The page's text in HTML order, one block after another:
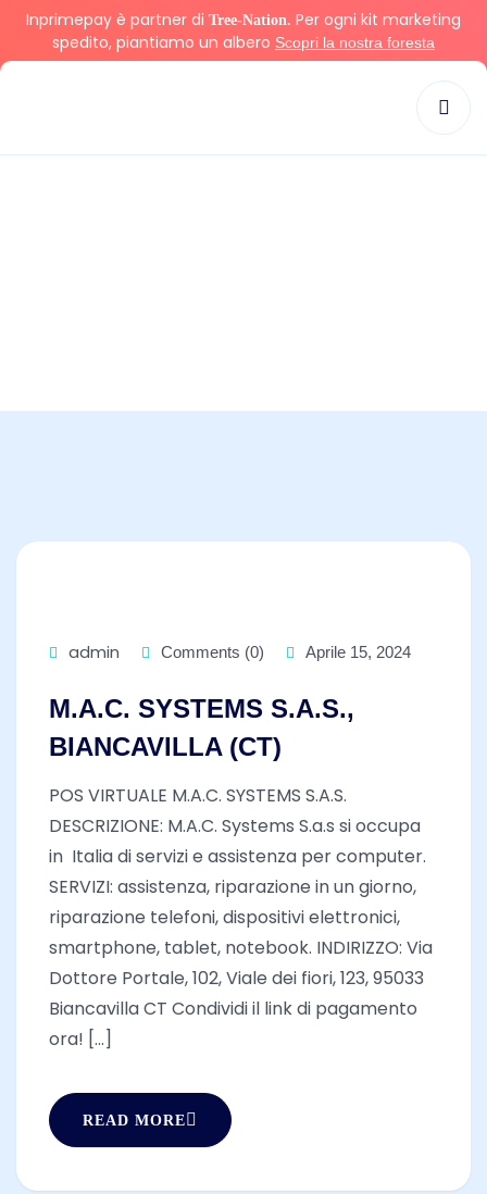
Inprimepay è partner di Tree-Nation. Per ogni kit marketing
spedito, piantiamo un albero Scopri la nostra foresta
admin Comments (0) Aprile 15, 2024
M.A.C. SYSTEMS S.A.S.,
BIANCAVILLA (CT)
POS VIRTUALE M.A.C. SYSTEMS S.A.S.
DESCRIZIONE: M.A.C. Systems S.a.s si occupa
in Italia di servizi e assistenza per computer.
SERVIZI: assistenza, riparazione in un giorno,
riparazione telefoni, dispositivi elettronici,
smartphone, tablet, notebook. INDIRIZZO: Via
Dottore Portale, 102, Viale dei fiori, 123, 95033
Biancavilla CT Condividi il link di pagamento
ora! [...]
READ MORE